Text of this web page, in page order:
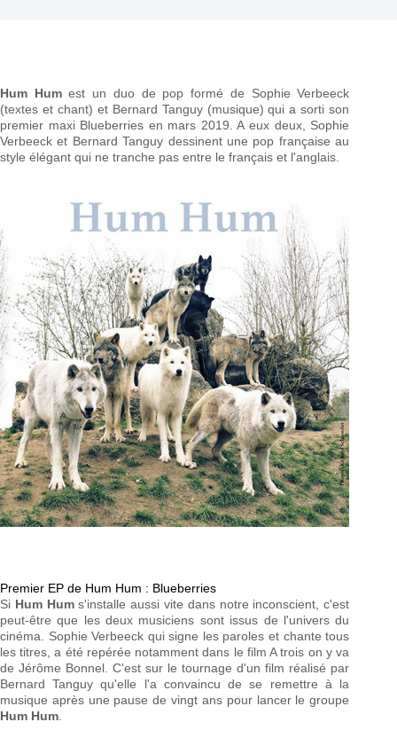
Hum Humest un duo de pop formé de Sophie Verbeeck
(textes et chant) et Bernard Tanguy (musique) qui a sorti son
premier maxi Blueberries en mars 2019. A eux deux, Sophie
Verbeeck et Bernard Tanguy dessinent une pop française au
style élégant qui ne tranche pas entre le français et l'anglais.
Premier EP de Hum Hum : Blueberries
Si Hum Hums'installe aussi vite dans notre inconscient, c'est
peut-être que les deux musiciens sont issus de l'univers du
cinéma. Sophie Verbeeck qui signe les paroles et chante tous
les titres, a été repérée notamment dans le film A trois on y va
de Jérôme Bonnel. C'est sur le tournage d'un film réalisé par
Bernard Tanguy qu'elle l'a convaincu de se remettre à la
musique après une pause de vingt ans pour lancer le groupe
Hum Hum